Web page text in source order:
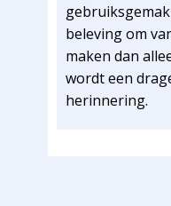
beleving om
maken dan
wordt een
herinnering.